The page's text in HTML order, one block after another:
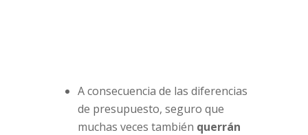
A consecuencia de las diferencias
de presupuesto, seguro que
muchas veces también querrán